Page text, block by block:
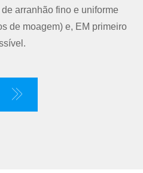
arranhão fino e uniforme
de moagem) e, EM primeiro